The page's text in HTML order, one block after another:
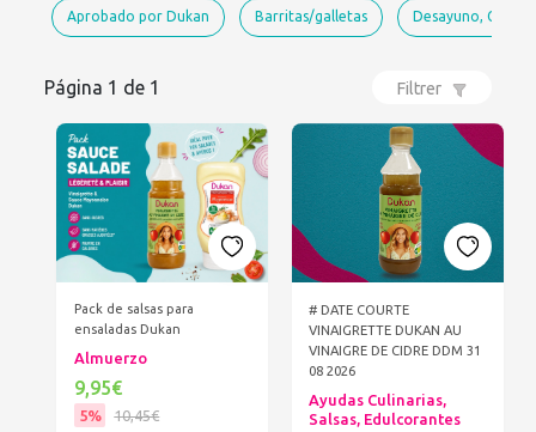
Aprobado por Dukan Barritas/galletas Desayuno,
Página 1 de 1 Filtrer
Pack de salsas para
ensaladas Dukan
Almuerzo
9,95€
5% 10,45€
# DATE COURTE
VINAIGRETTE DUKAN AU
VINAIGRE DE CIDRE DDM 31
08 2026
Ayudas Culinarias,
Salsas, Edulcorantes